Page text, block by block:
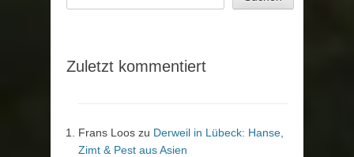
Zuletzt kommentiert
Frans Loos zu Derweil in Lübeck: Hanse,
Zimt & Pest aus Asien